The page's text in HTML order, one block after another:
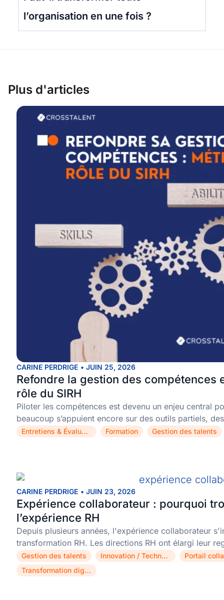
l’organisation en une fois ?
Plus d'articles
CARINE PERDRIGE • JUIN 25, 2026
Refondre la gestion des compétences
rôle du SIRH
Piloter les compétences est devenu un enjeu central
beaucoup s’appuient encore sur des outils partiels,
Entretiens & Évaluations , Formation , Gestion des talents
CARINE PERDRIGE • JUIN 23, 2026
Expérience collaborateur : pourquoi
l’expérience RH
Depuis plusieurs années, l'expérience collaborateur
transformation RH. Les directions RH ont élargi leur
Gestion des talents , Innovation / Technologie ,
Portail
Transformation digitale